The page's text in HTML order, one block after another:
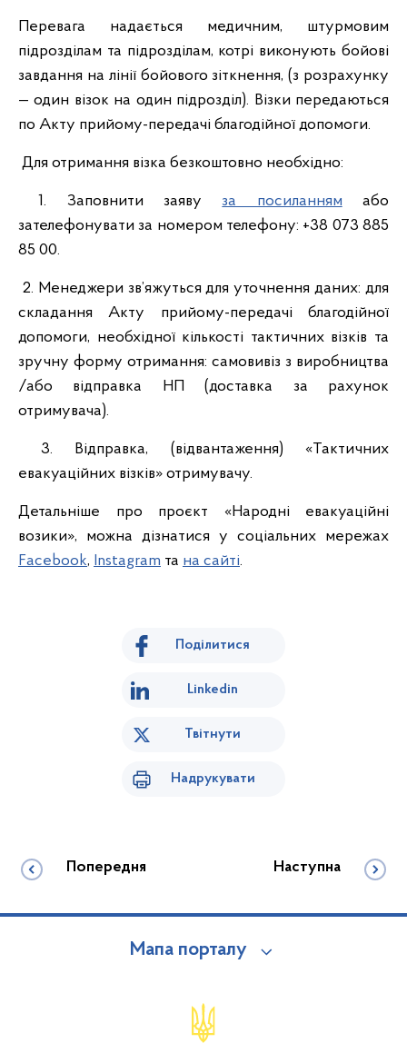
Перевага надається медичним, штурмовим
підрозділам та підрозділам, котрі виконують бойові
завдання на лінії бойового зіткнення, (з розрахунку
— один візок на один підрозділ). Візки передаються
по Акту прийому-передачі благодійної допомоги.
Для отримання візка безкоштовно необхідно:
1. Заповнити заявуза посиланням або
зателефонувати за номером телефону: +38 073 885
85 00.
2. Менеджери зв’яжуться для уточнення даних: для
складання Акту прийому-передачі благодійної
допомоги, необхідної кількості тактичних візків та
зручну форму отримання: самовивіз з виробництва
/або відправка НП (доставка за рахунок
отримувача).
3. Відправка, (відвантаження) «Тактичних
евакуаційних візків» отримувачу.
Детальніше про проєкт «Народні евакуаційні
возики», можна дізнатися у соціальних мережах
Facebook, Instagram та на сайті.
Поділитися
Linkedin
Твітнути
Надрукувати
Попередня Наступна
Мапа порталу